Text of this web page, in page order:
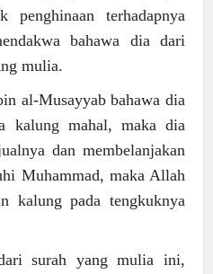
terhadapnya
bahawa dia dari
mulia.
al-Musayyab bahawa dia
kalung mahal, maka dia
dan membelanjakan
Muhammad, maka Allah
kalung pada tengkuknya
surah yang mulia ini,